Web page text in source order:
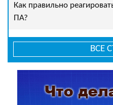
Как правильно
ПА?
ВСЕ